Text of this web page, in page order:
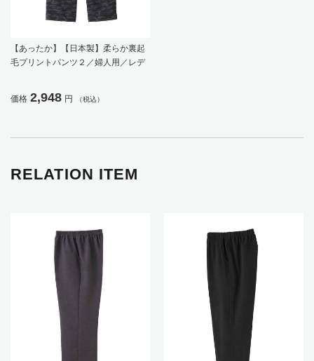
【あったか】【日本製】柔らか裏起
毛プリントパンツ２／婦人用／レデ
ット／ギフト／プレゼント 【CF】
価格 2,948 円 （税込）
RELATION ITEM